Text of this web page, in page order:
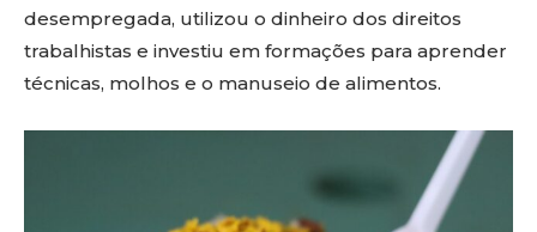
desempregada, utilizou o dinheiro dos direitos
trabalhistas e investiu em formações para aprender
técnicas, molhos e o manuseio de alimentos.